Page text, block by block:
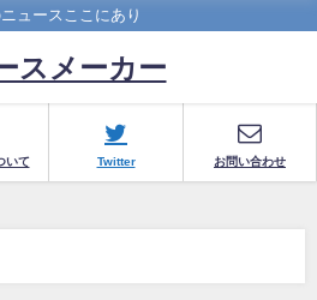
ュースここにあり
スメーカー
いて Twitter お問い合わせ